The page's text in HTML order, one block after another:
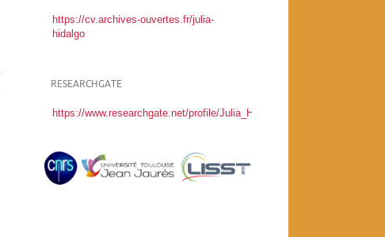
https://cv.archives-ouvertes.fr/julia-
hidalgo
RESEARCHGATE
https://www.researchgate.net/profile/Julia_Hidalgo